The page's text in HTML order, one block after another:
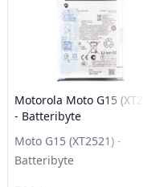
Motorola Moto G15 (XT2521)
- Batteribyte
Moto G15 (XT2521) -
Batteribyte